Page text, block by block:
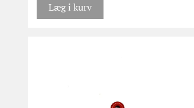
Læg i kurv